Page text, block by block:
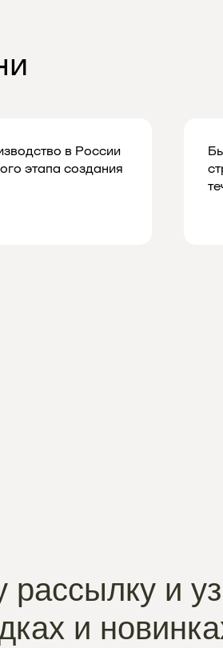
в России
этапа создания
и
и